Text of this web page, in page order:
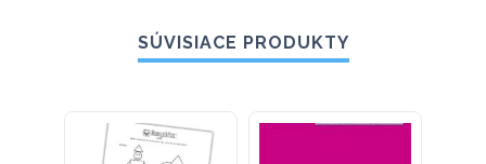
SÚVISIACE PRODUKTY